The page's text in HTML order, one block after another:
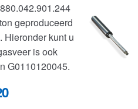
geproduceerd
Hieronder kunt u
is ook
G0110120045.